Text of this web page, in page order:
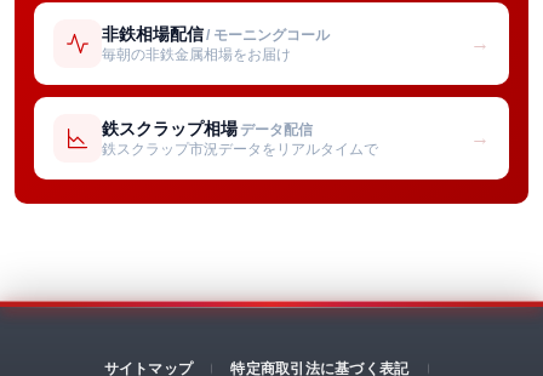
非鉄相場配信/ モーニングコール
毎朝の非鉄金属相場をお届け
→
鉄スクラップ相場 データ配信
鉄スクラップ市況データをリアルタイムで
→
サイトマップ 特定商取引法に基づく表記